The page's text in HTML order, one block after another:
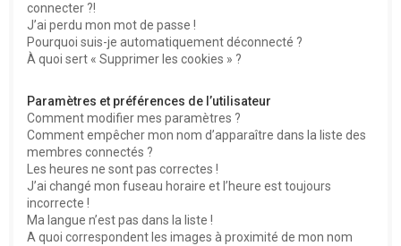
connecter ?!
J’ai perdu mon mot de passe !
Pourquoi suis-je automatiquement déconnecté ?
À quoi sert « Supprimer les cookies » ?
Paramètres et préférences de l’utilisateur
Comment modifier mes paramètres ?
Comment empêcher mon nom d’apparaître dans la liste des
membres connectés ?
Les heures ne sont pas correctes !
J’ai changé mon fuseau horaire et l’heure est toujours
incorrecte !
Ma langue n’est pas dans la liste !
A quoi correspondent les images à proximité de mon nom